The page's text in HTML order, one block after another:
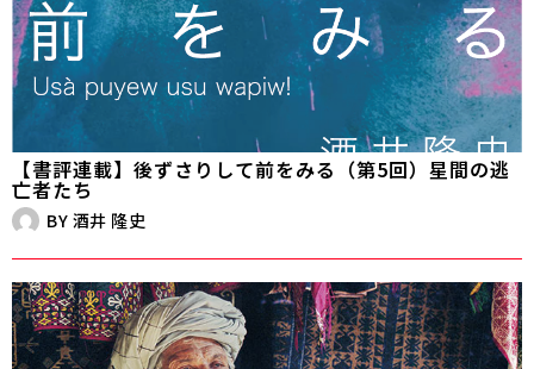
【書評連載】後ずさりして前をみる（第5回）星間の逃
亡者たち
BY 酒井 隆史